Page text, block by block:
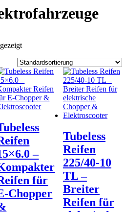
–
für
Tubeless
Reifen
225/40‑10
TL –
Breiter
Reifen für